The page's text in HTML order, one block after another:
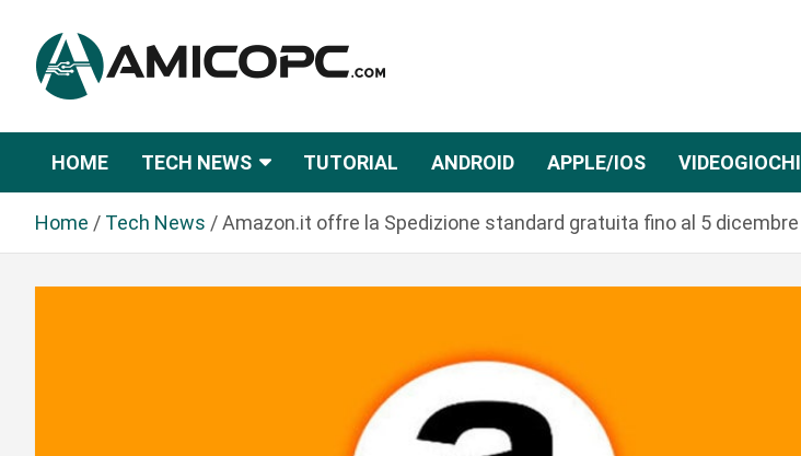
n
Amicopc.com
HOME TECH NEWS TUTORIAL ANDROID APPLE/IOS VIDEOGIOCHI
Home Tech News Amazon.it offre la Spedizione standard gratuita fino al 5 dicembre